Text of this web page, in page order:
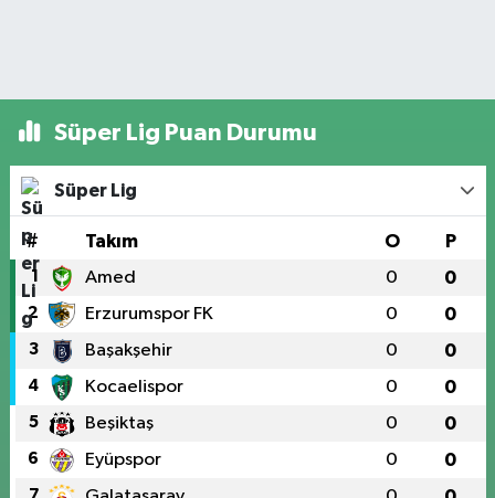
Süper Lig Puan Durumu
Süper Lig
# Takım O P
1 Amed 0 0
2 Erzurumspor FK 0 0
3 Başakşehir 0 0
4 Kocaelispor 0 0
5 Beşiktaş 0 0
6 Eyüpspor 0 0